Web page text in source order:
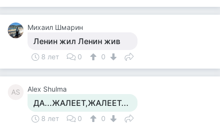
Михаил Шмарин
Ленин жил Ленин жив
8 лет 0 0
AS Alex Shulma
ДА...ЖАЛЕЕТ,ЖАЛЕЕТ...
8 лет 0 0